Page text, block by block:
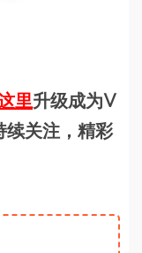
里升级成为V
续关注，精彩